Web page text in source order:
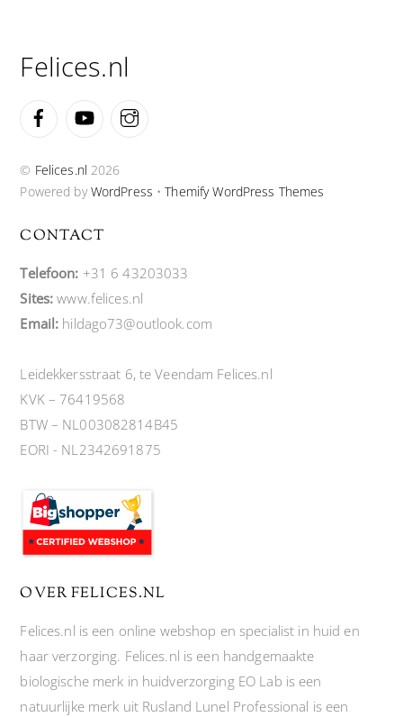
Felices.nl
FacebookYouTube
© Felices.nl 2026
Powered byWordPress •Themify WordPress Themes
CONTACT
Telefoon: +31 6 43203033
Sites: www.felices.nl
Email: hildago73@outlook.com
Leidekkersstraat 6, te Veendam Felices.nl
KVK – 76419568
BTW – NL003082814B45
EORI - NL2342691875
OVER FELICES.NL
Felices.nl is een online webshop en specialist in huid en
haar verzorging. Felices.nl is een handgemaakte
biologische merk in huidverzorging EO Lab is een
natuurlijke merk uit Rusland Lunel Professional is een